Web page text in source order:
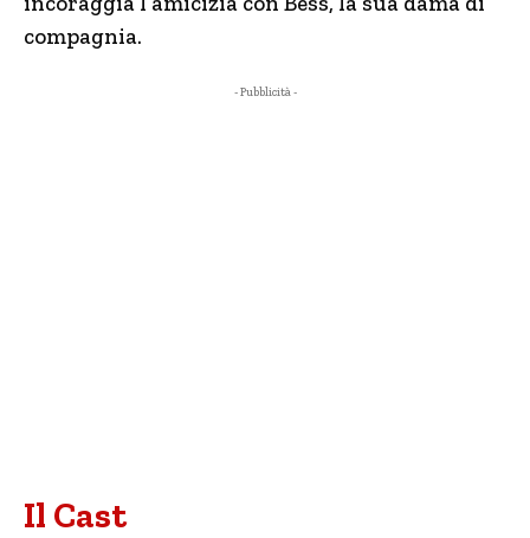
compagnia.
- Pubblicità -
Il Cast